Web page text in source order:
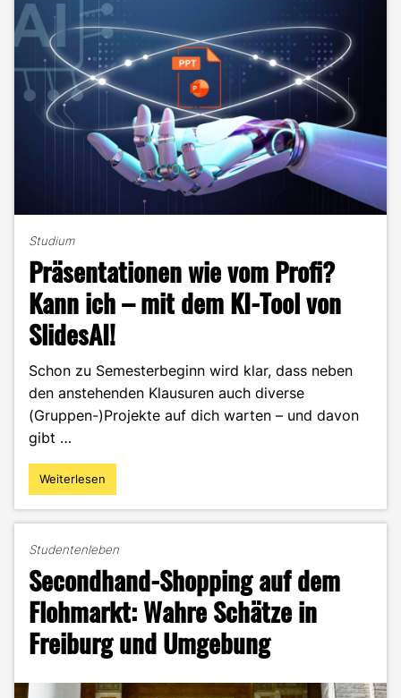
Studium
Präsentationen wie vom Profi?
Kann ich – mit dem KI-Tool von
SlidesAI!
Schon zu Semesterbeginn wird klar, dass neben
den anstehenden Klausuren auch diverse
(Gruppen-)Projekte auf dich warten – und davon
gibt …
"Präsentationen
wie
Kann
ich
–
mit
dem
KI-
von
Weiterlesen
Studentenleben
Secondhand-Shopping auf dem
Flohmarkt: Wahre Schätze in
Freiburg und Umgebung